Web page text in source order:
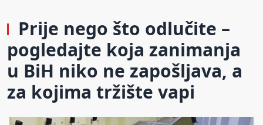
Prije nego što odlučite –
pogledajte koja zanimanja
u BiH niko ne zapošljava, a
za kojima tržište vapi